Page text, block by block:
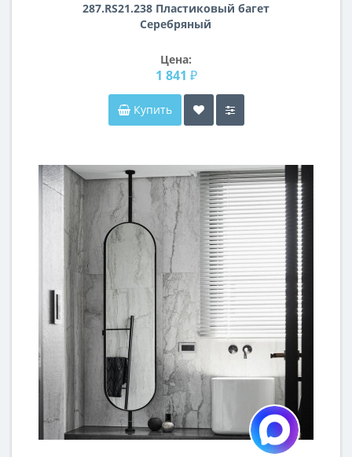
287.RS21.238 Пластиковый багет
Серебряный
Цена:
1 841 ₽
Купить